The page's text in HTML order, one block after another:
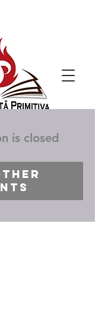
is closed